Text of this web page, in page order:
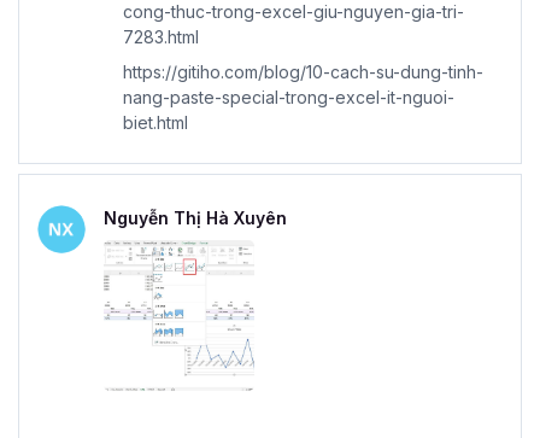
cong-thuc-trong-excel-giu-nguyen-gia-tri-
7283.html
https://gitiho.com/blog/10-cach-su-dung-tinh-
nang-paste-special-trong-excel-it-nguoi-
biet.html
Nguyễn Thị Hà Xuyên